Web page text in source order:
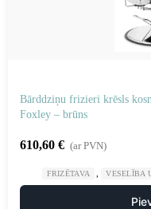
Bārddziņu frizieri krēsls
Foxley – brūns
610,60 € (ar PVN)
FRIZĒTAVA VESELĪBA